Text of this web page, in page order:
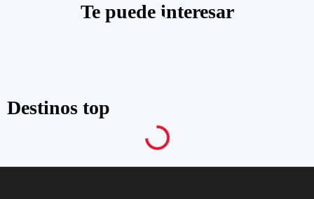
Te puede interesar
Destinos top